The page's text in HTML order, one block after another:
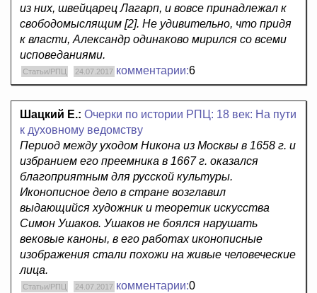
из них, швейцарец Лагарп, и вовсе принадлежал к
свободомыслящим [2]. Не удивительно, что придя
к власти, Александр одинаково мирился со всеми
исповеданиями.
Статьи/РПЦ 24.07.2017 комментарии:6
Шацкий Е.: Очерки по истории РПЦ: 18 век: На пути
к духовному ведомству
Период между уходом Никона из Москвы в 1658 г. и
избранием его преемника в 1667 г. оказался
благоприятным для русской культуры.
Иконописное дело в стране возглавил
выдающийся художник и теоретик искусства
Симон Ушаков. Ушаков не боялся нарушать
вековые каноны, в его работах иконописные
изображения стали похожи на живые человеческие
лица.
Статьи/РПЦ 24.07.2017 комментарии:0